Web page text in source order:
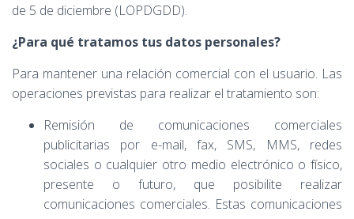
de 5 de diciembre (LOPDGDD).
¿Para qué tratamos tus datos personales?
Para mantener una relación comercial con el usuario. Las
operaciones previstas para realizar el tratamiento son:
Remisión de comunicaciones comerciales
publicitarias por e-mail, fax, SMS, MMS, redes
sociales o cualquier otro medio electrónico o físico,
presente o futuro, que posibilite realizar
comunicaciones comerciales. Estas comunicaciones